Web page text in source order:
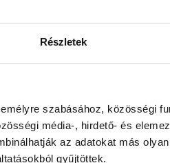
Részletek
szabásához, közösségi
média-, hirdető- és
az adatokat más
gyűjtöttek.